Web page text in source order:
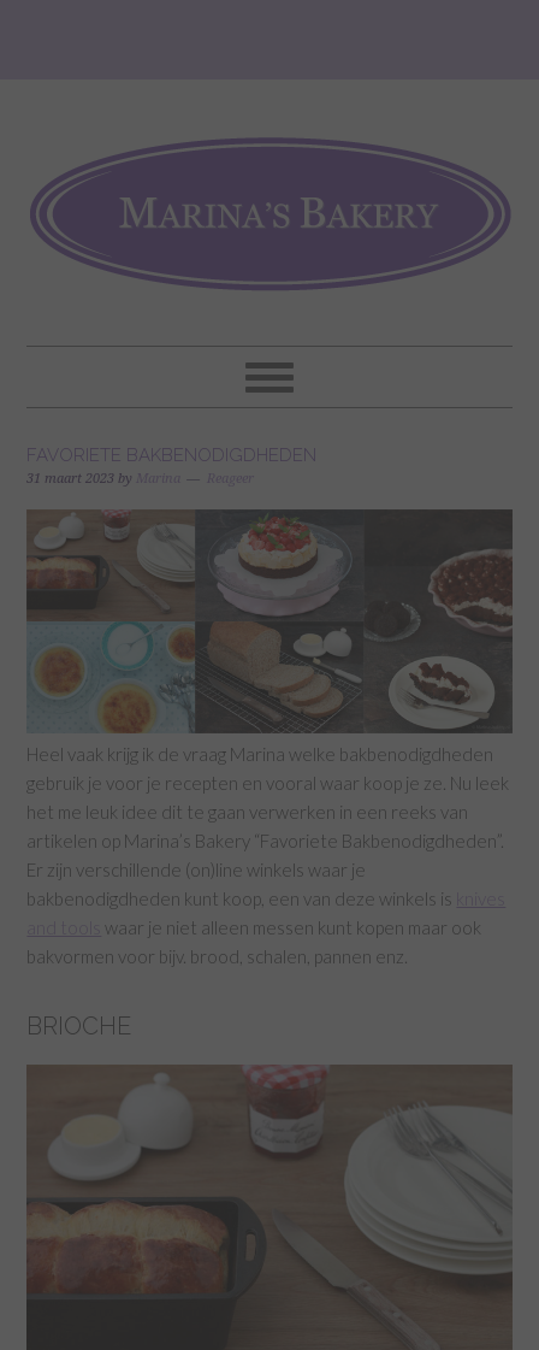
FAVORIETE BAKBENODIGDHEDEN
31 maart 2023 by Marina Reageer
Heel vaak krijg ik de vraag Marina welke bakbenodigdheden
gebruik je voor je recepten en vooral waar koop je ze. Nu leek
het me leuk idee dit te gaan verwerken in een reeks van
artikelen op Marina’s Bakery “Favoriete Bakbenodigdheden”.
Er zijn verschillende (on)line winkels waar je
bakbenodigdheden kunt koop, een van deze winkels is
waar je niet alleen messen kunt kopen maar ook
bakvormen voor bijv. brood, schalen, pannen enz.
BRIOCHE